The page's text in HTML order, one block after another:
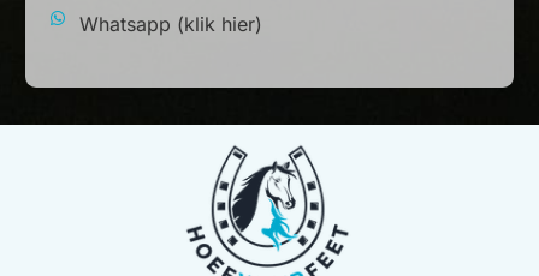
Whatsapp (klik hier)